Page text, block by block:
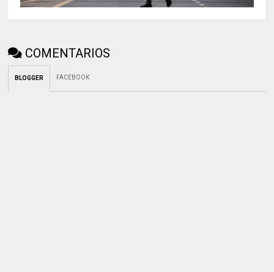
COMENTARIOS
BLOGGER FACEBOOK